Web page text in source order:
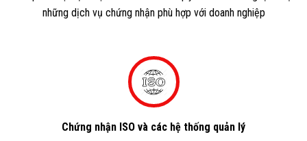
những dịch vụ chứng nhận phù hợp với doanh nghiệp
Chứng nhận ISO và các hệ thống quản lý